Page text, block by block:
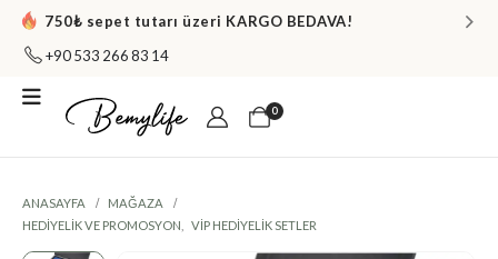
750₺ sepet tutarı üzeri KARGO BEDAVA!
+90 533 266 83 14
0
ANASAYFA
MAĞAZA
HEDIYELIK VE PROMOSYON
VIP HEDIYELIK SETLER